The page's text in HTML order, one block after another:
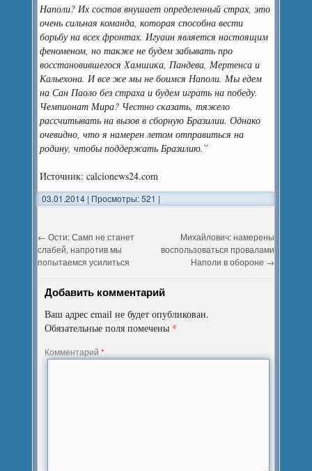
Наполи? Их состав внушает определенный страх, это
очень сильная команда, которая способна вести
борьбу на всех фронтах. Игуаин является настоящим
феноменом, но также не будем забывать про
восстановившегося Хамшика, Пандева, Мертенса и
Кальехона. И все же мы не боимся Наполи. Мы едем
на Сан Паоло без страха и будем играть на победу.
Чемпионат Мира? Честно сказать, тяжело
рассчитывать на вызов в сборную Бразилии. Однако
очевидно, что я намерен летом отправиться на
родину, чтобы поддержать Бразилию.”
Источник: calcionews24.com
03.01.2014 | Просмотры: 521 |
← Ости: Самп не станет
слабей, напротив мы
попытаемся усилиться
Михайлович: намерены
воспользоваться провалами
Наполи в обороне →
Добавить комментарий
Ваш адрес email не будет опубликован.
Обязательные поля помечены *
Комментарий*